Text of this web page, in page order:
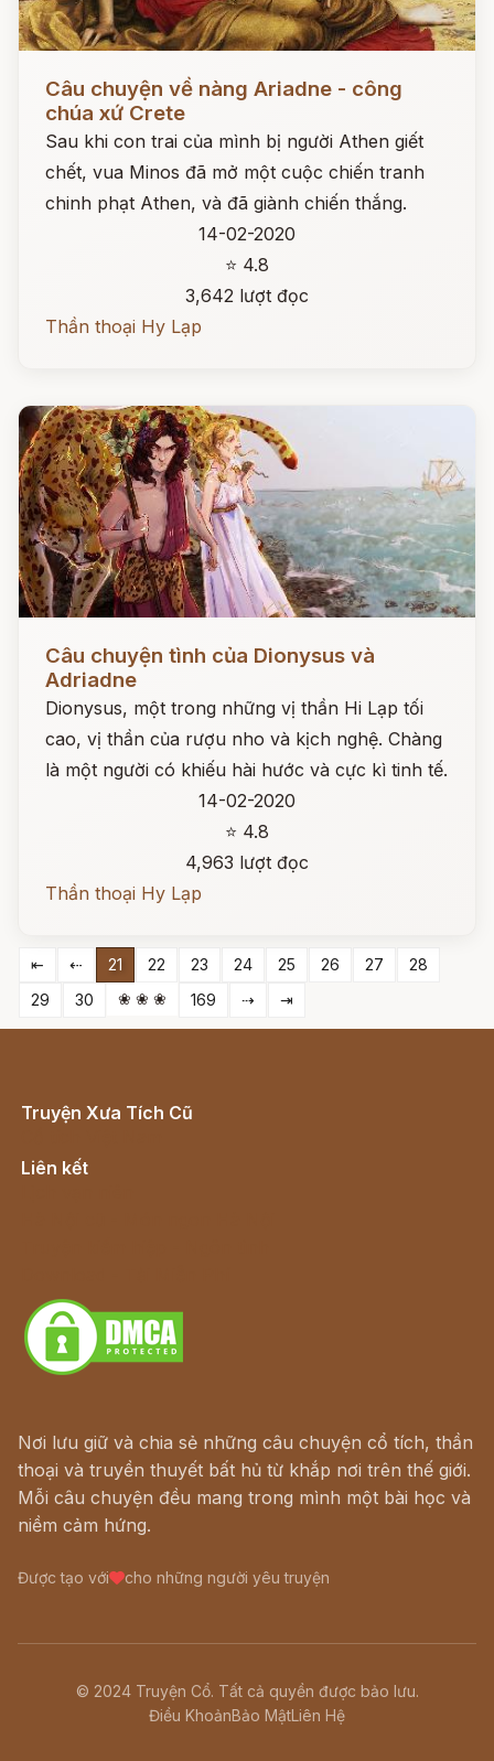
Câu chuyện về nàng Ariadne - công
chúa xứ Crete
Sau khi con trai của mình bị người Athen giết
chết, vua Minos đã mở một cuộc chiến tranh
chinh phạt Athen, và đã giành chiến thắng.
14-02-2020
⭐ 4.8
3,642 lượt đọc
Thần thoại Hy Lạp
Câu chuyện tình của Dionysus và
Adriadne
Dionysus, một trong những vị thần Hi Lạp tối
cao, vị thần của rượu nho và kịch nghệ. Chàng
là một người có khiếu hài hước và cực kì tinh tế.
14-02-2020
⭐ 4.8
4,963 lượt đọc
Thần thoại Hy Lạp
⇤ ⇠ 21 22 23 24 25 26 27
28
29
30 ❀ ❀ ❀ 169 ⇢ ⇥
Truyện Xưa Tích Cũ
Liên kết
Nơi lưu giữ và chia sẻ những câu chuyện cổ tích, thần
thoại và truyền thuyết bất hủ từ khắp nơi trên thế giới.
Mỗi câu chuyện đều mang trong mình một bài học và
niềm cảm hứng.
Được tạo với cho những người yêu truyện
© 2024 Truyện Cổ. Tất cả quyền được bảo lưu.
Điều KhoảnBảo MậtLiên Hệ